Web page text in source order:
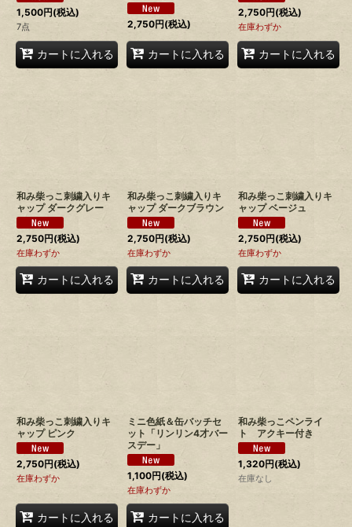
1,500円(税込)
7点
カートに入れる
2,750円(税込)
カートに入れる
2,750円(税込)
在庫わずか
カートに入れる
和み柴っこ刺繍入りキ
ャップ ダークグレー
2,750円(税込)
在庫わずか
カートに入れる
和み柴っこ刺繍入りキ
ャップ ダークブラウン
2,750円(税込)
在庫わずか
カートに入れる
和み柴っこ刺繍入りキ
ャップ ベージュ
2,750円(税込)
在庫わずか
カートに入れる
和み柴っこ刺繍入りキ
ャップ ピンク
2,750円(税込)
在庫わずか
カートに入れる
ミニ色紙＆缶バッチセ
ット「リンリン4才バー
スデー」
1,100円(税込)
在庫わずか
カートに入れる
和み柴っこペンライ
ト アクキー付き
1,320円(税込)
在庫なし